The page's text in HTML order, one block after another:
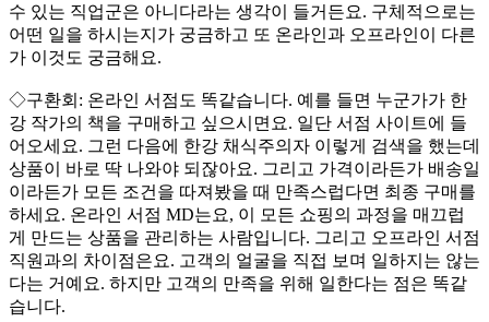
수 있는 직업군은 아니다라는 생각이 들거든요. 구체적으로는
어떤 일을 하시는지가 궁금하고 또 온라인과 오프라인이 다른
가 이것도 궁금해요.
◇구환회: 온라인 서점도 똑같습니다. 예를 들면 누군가가 한
강 작가의 책을 구매하고 싶으시면요. 일단 서점 사이트에 들
어오세요. 그런 다음에 한강 채식주의자 이렇게 검색을 했는데
상품이 바로 딱 나와야 되잖아요. 그리고 가격이라든가 배송일
이라든가 모든 조건을 따져봤을 때 만족스럽다면 최종 구매를
하세요. 온라인 서점 MD는요, 이 모든 쇼핑의 과정을 매끄럽
게 만드는 상품을 관리하는 사람입니다. 그리고 오프라인 서점
직원과의 차이점은요. 고객의 얼굴을 직접 보며 일하지는 않는
다는 거예요. 하지만 고객의 만족을 위해 일한다는 점은 똑같
습니다.